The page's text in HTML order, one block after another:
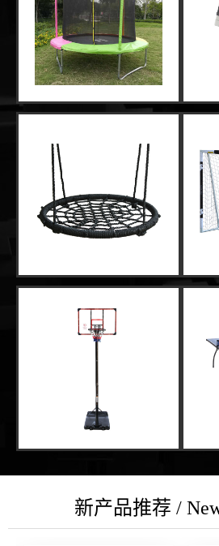
新产品推荐 /